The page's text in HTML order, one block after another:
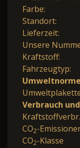
Farbe:
Standort:
Lieferzeit:
Unsere
Kraftstoff:
Fahrzeugtyp:
Verbrauch
CO2-
CO2-Klasse